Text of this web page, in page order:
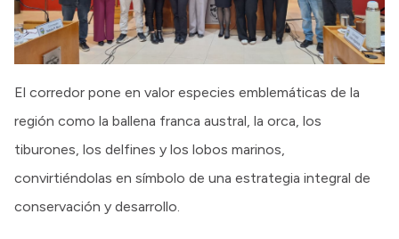
El corredor pone en valor especies emblemáticas de la
región como la ballena franca austral, la orca, los
tiburones, los delfines y los lobos marinos,
convirtiéndolas en símbolo de una estrategia integral de
conservación y desarrollo.